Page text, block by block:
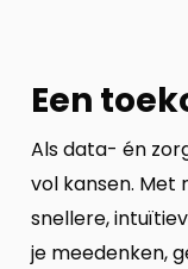
Een
Als data- én
vol kansen. Met
snellere,
je meedenken,